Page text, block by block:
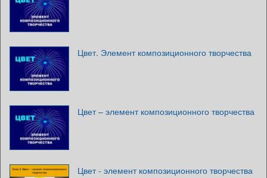
Цвет. Элемент композиционного творчества
Цвет – элемент композиционного творчества
Цвет - элемент композиционного творчества